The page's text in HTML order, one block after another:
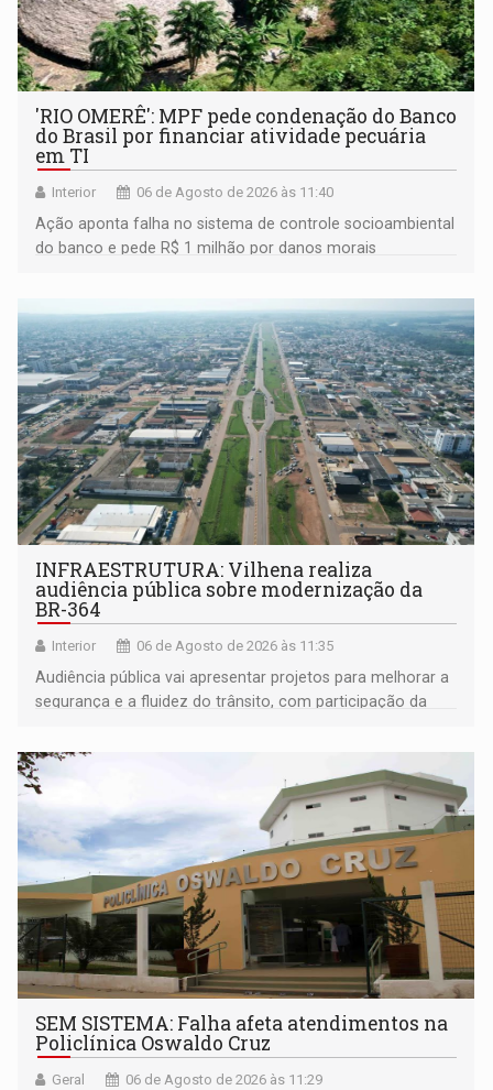
'RIO OMERÊ': MPF pede condenação do Banco
do Brasil por financiar atividade pecuária
em TI
Interior 06 de Agosto de 2026 às 11:40
Ação aponta falha no sistema de controle socioambiental
do banco e pede R$ 1 milhão por danos morais
INFRAESTRUTURA: Vilhena realiza
audiência pública sobre modernização da
BR-364
Interior 06 de Agosto de 2026 às 11:35
Audiência pública vai apresentar projetos para melhorar a
segurança e a fluidez do trânsito, com participação da
SEM SISTEMA: Falha afeta atendimentos na
Policlínica Oswaldo Cruz
Geral 06 de Agosto de 2026 às 11:29